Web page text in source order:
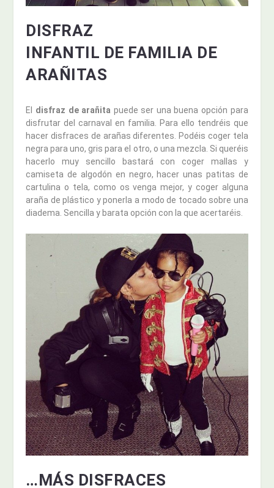
DISFRAZ
INFANTIL DE FAMILIA DE
ARAÑITAS
El disfraz de arañita puede ser una buena opción para
disfrutar del carnaval en familia. Para ello tendréis que
hacer disfraces de arañas diferentes. Podéis coger tela
negra para uno, gris para el otro, o una mezcla. Si queréis
hacerlo muy sencillo bastará con coger mallas y
camiseta de algodón en negro, hacer unas patitas de
cartulina o tela, como os venga mejor, y coger alguna
araña de plástico y ponerla a modo de tocado sobre una
diadema. Sencilla y barata opción con la que acertaréis.
…MÁS DISFRACES